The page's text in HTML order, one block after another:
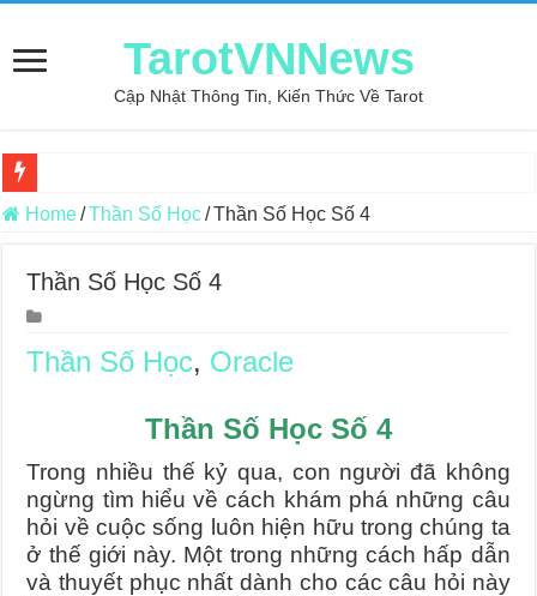
TarotVNNews
Cập Nhật Thông Tin, Kiến Thức Về Tarot
Review may áo thun tại xưởng may Dony
Konxari Cards – Trải Nghiệm Kết Nối Với Thế Giới Tâm Linh
Journey Of Love Oracle – Lá Số 70: Heaven
Journey Of Love Oracle – Lá Số 69: Contemplation
Journey Of Love Oracle – Lá Số 67: The Swan
Journey Of Love Oracle – Lá Số 66: Coming Together
Journey Of Love Oracle – Lá Số 65: The Breaking
Home/Thần Số Học/Thần Số Học Số 4
Thần Số Học Số 4
Thần Số Học, Oracle
Thần Số Học Số 4
Trong nhiều thế kỷ qua, con người đã không
ngừng tìm hiểu về cách khám phá những câu
hỏi về cuộc sống luôn hiện hữu trong chúng ta
ở thế giới này. Một trong những cách hấp dẫn
và thuyết phục nhất dành cho các câu hỏi này